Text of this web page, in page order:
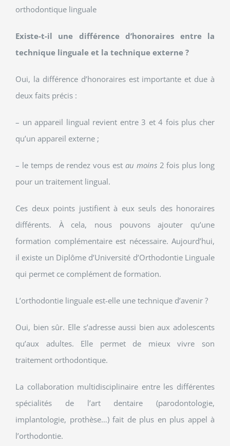
orthodontique linguale
Existe-t-il une différence d’honoraires entre la
technique linguale et la technique externe ?
Oui, la différence d’honoraires est importante et due à
deux faits précis :
– un appareil lingual revient entre 3 et 4 fois plus cher
qu’un appareil externe ;
– le temps de rendez vous est au moins2 fois plus long
pour un traitement lingual.
Ces deux points justifient à eux seuls des honoraires
différents. À cela, nous pouvons ajouter qu’une
formation complémentaire est nécessaire. Aujourd’hui,
il existe un Diplôme d’Université d’Orthodontie Linguale
qui permet ce complément de formation.
L’orthodontie linguale est-elle une technique d’avenir ?
Oui, bien sûr. Elle s’adresse aussi bien aux adolescents
qu’aux adultes. Elle permet de mieux vivre son
traitement orthodontique.
La collaboration multidisciplinaire entre les différentes
spécialités de l’art dentaire (parodontologie,
implantologie, prothèse…) fait de plus en plus appel à
l’orthodontie.